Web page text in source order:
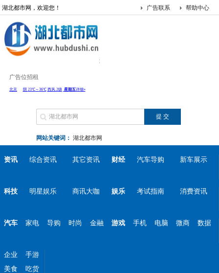
湖北都市网，欢迎您！ 帮助中心
广告联系
广告位招租
网站关键词： 湖北都市网
资讯 综合资讯 其它资讯 财经 汽车导购 新车展示
科技 明星娱乐 商讯大咖 娱乐 考试指南 消费资讯
汽车 家电 导购 时尚 金融 游戏 手机 电脑 微商 数据
企业
手游
美食
吃货